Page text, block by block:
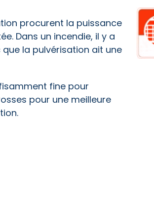
procurent la puissance
Dans un incendie, il y a
la pulvérisation ait une
fine pour
pour une meilleure